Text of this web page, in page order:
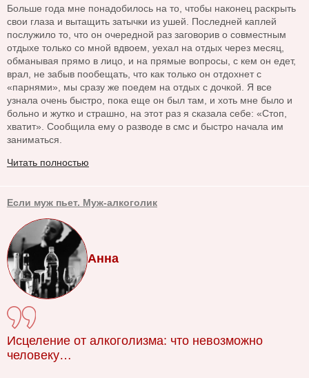
Больше года мне понадобилось на то, чтобы наконец раскрыть
свои глаза и вытащить затычки из ушей. Последней каплей
послужило то, что он очередной раз заговорив о совместным
отдыхе только со мной вдвоем, уехал на отдых через месяц,
обманывая прямо в лицо, и на прямые вопросы, с кем он едет,
врал, не забыв пообещать, что как только он отдохнет с
«парнями», мы сразу же поедем на отдых с дочкой. Я все
узнала очень быстро, пока еще он был там, и хоть мне было и
больно и жутко и страшно, на этот раз я сказала себе: «Стоп,
хватит». Сообщила ему о разводе в смс и быстро начала им
заниматься.
Читать полностью
Если муж пьет. Муж-алкоголик
Анна
Исцеление от алкоголизма: что невозможно
человеку…